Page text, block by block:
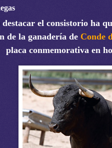
destacar el consistorio ha
de la ganadería de Conde
placa conmemorativa en